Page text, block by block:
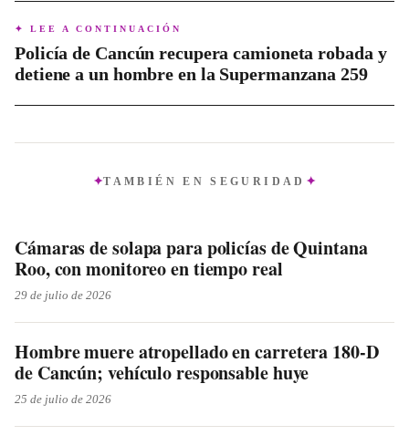
✦ LEE A CONTINUACIÓN
Policía de Cancún recupera camioneta robada y
detiene a un hombre en la Supermanzana 259
TAMBIÉN ENSEGURIDAD
Cámaras de solapa para policías de Quintana
Roo, con monitoreo en tiempo real
29 de julio de 2026
Hombre muere atropellado en carretera 180-D
de Cancún; vehículo responsable huye
25 de julio de 2026